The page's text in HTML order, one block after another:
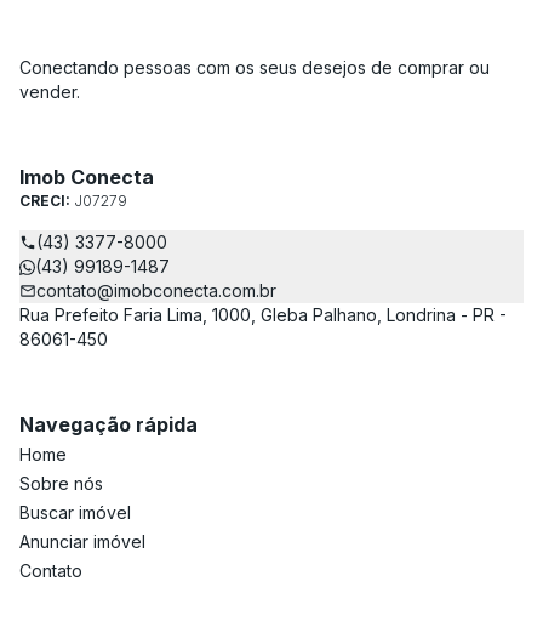
Conectando pessoas com os seus desejos de comprar ou
vender.
Imob Conecta
CRECI: J07279
(43) 3377-8000
(43) 99189-1487
contato@imobconecta.com.br
Rua Prefeito Faria Lima, 1000, Gleba Palhano, Londrina - PR -
86061-450
Navegação rápida
Home
Sobre nós
Buscar imóvel
Anunciar imóvel
Contato